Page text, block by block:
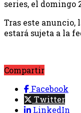
series, el domingo
Tras este
estará sujeta a la
Compartir
Facebook
Twitter
LinkedIn